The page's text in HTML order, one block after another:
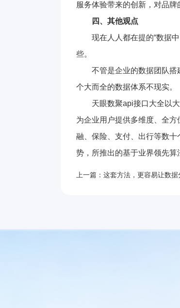
服务体验带来的创新，对品牌
四、其他观点
现在人人都在提的“数据
些。
不管是企业的数据团队搭
个大而全的数据体系不现实。
天眼数聚api接口大全以
为企业用户提供多维度、全
融、保险、支付、出行等数
势，所推出的基于业界领先算
上一篇：这套方法，更容易让数